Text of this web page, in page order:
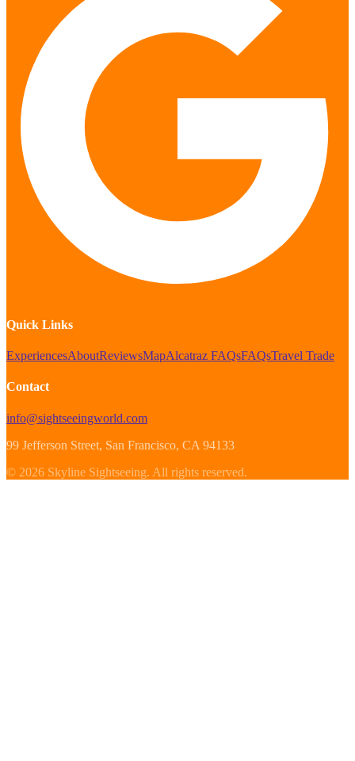
Quick Links
ExperiencesAboutReviewsMapAlcatraz FAQsFAQsTravel Trade
Contact
info@sightseeingworld.com
99 Jefferson Street, San Francisco, CA 94133
© 2026 Skyline Sightseeing. All rights reserved.